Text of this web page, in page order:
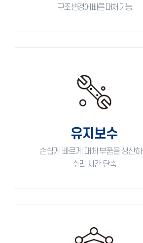
구조 변경에 빠른 대처 가능
유지보수
손쉽게 빠르게 대체 부품을 생산하
수리 시간 단축